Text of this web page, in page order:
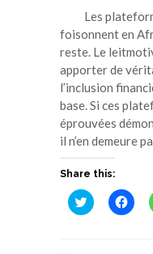
Les
foisonnent en
reste. Le
apporter de
l’inclusion
base. Si ces
éprouvées
il n’en demeure
Share this:
Cliquez
pour pour